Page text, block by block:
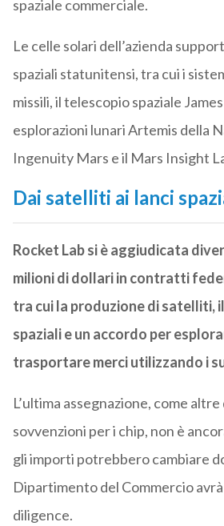
spaziale commerciale.
Le celle solari dell’azienda
spaziali statunitensi, tra cui i
missili, il telescopio spaziale
esplorazioni lunari Artemis della
Ingenuity Mars e il Mars Insight
Dai satelliti ai lanci
Rocket Lab si è aggiudicata
milioni di dollari in contratti
tra cui la produzione di satelliti,
spaziali e un accordo per
trasportare merci utilizzando i
L’ultima assegnazione, come
sovvenzioni per i chip, non è
gli importi potrebbero cambiare
Dipartimento del Commercio
diligence.